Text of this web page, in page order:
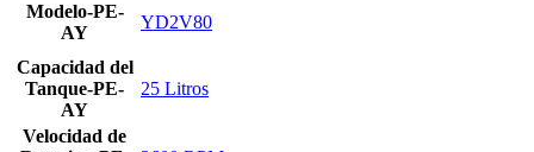
Modelo-PE-
AY
YD2V80
Capacidad del
Tanque-PE-
AY
25 Litros
Velocidad de